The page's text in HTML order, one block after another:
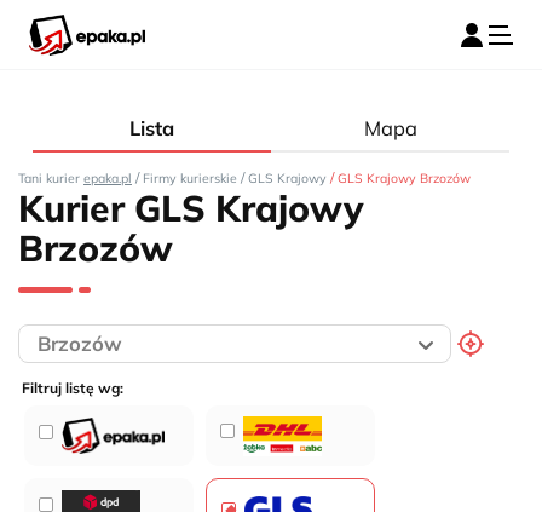
Lista Mapa
Tani kurier epaka.pl / Firmy kurierskie / GLS Krajowy / GLS Krajowy Brzozów
Kurier GLS Krajowy
Brzozów
Filtruj listę wg: